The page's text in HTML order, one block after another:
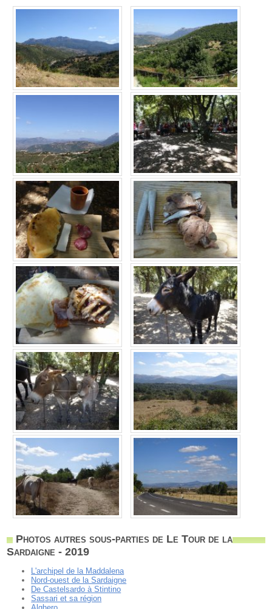
Photos autres sous-parties de Le Tour de la
Sardaigne - 2019
L'archipel de la Maddalena
Nord-ouest de la Sardaigne
De Castelsardo à Stintino
Sassari et sa région